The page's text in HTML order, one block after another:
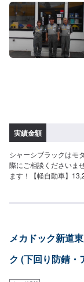
実績金額
シャーシブラックはモ
際にご相談くださいま
ます！【軽自動車】
メカドック新道
ク (下回り防錆・